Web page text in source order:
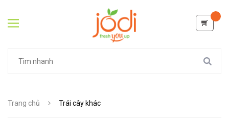
Trang chủ Trái cây khác